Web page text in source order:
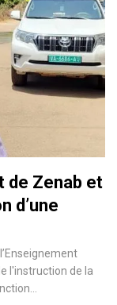
de Zenab et
d’une
l'instruction de la